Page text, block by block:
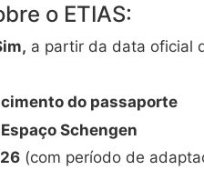
o ETIAS:
a partir da data oficial
do passaporte
Schengen
(com período de